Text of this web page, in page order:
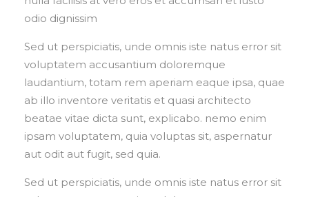
odio dignissim
Sed ut perspiciatis, unde omnis iste natus error sit
voluptatem accusantium doloremque
laudantium, totam rem aperiam eaque ipsa, quae
ab illo inventore veritatis et quasi architecto
beatae vitae dicta sunt, explicabo. nemo enim
ipsam voluptatem, quia voluptas sit, aspernatur
aut odit aut fugit, sed quia.
Sed ut perspiciatis, unde omnis iste natus error sit